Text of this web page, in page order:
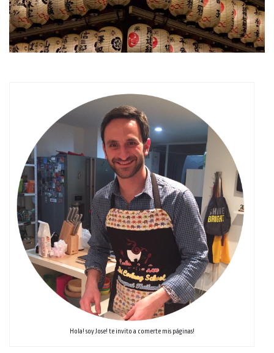
Hola! soy Jose! te invito a comerte mis páginas!